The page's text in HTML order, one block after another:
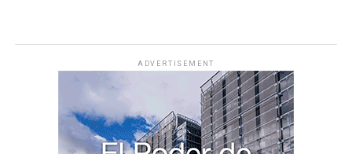
ADVERTISEMENT